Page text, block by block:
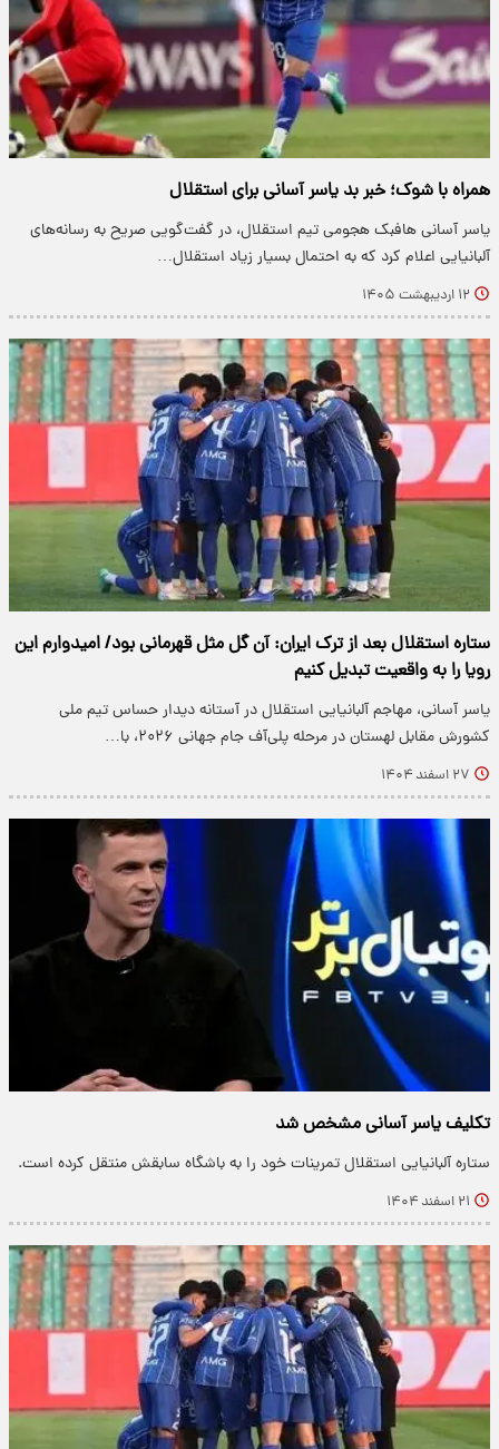
همراه با شوک؛ خبر بد یاسر آسانی برای استقلال
یاسر آسانی هافبک هجومی تیم استقلال، در گفت‌گویی صریح به رسانه‌های
آلبانیایی اعلام کرد که به احتمال بسیار زیاد استقلال…
۱۲ اردیبهشت ۱۴۰۵
ستاره استقلال بعد از ترک ایران: آن گل مثل قهرمانی بود/ امیدوارم این
رویا را به واقعیت تبدیل کنیم
یاسر آسانی، مهاجم آلبانیایی استقلال در آستانه دیدار حساس تیم ملی
کشورش مقابل لهستان در مرحله پلی‌آف جام جهانی ۲۰۲۶، با…
۲۷ اسفند ۱۴۰۴
تکلیف یاسر آسانی مشخص شد
ستاره آلبانیایی استقلال تمرینات خود را به باشگاه سابقش منتقل کرده است‌.
۲۱ اسفند ۱۴۰۴